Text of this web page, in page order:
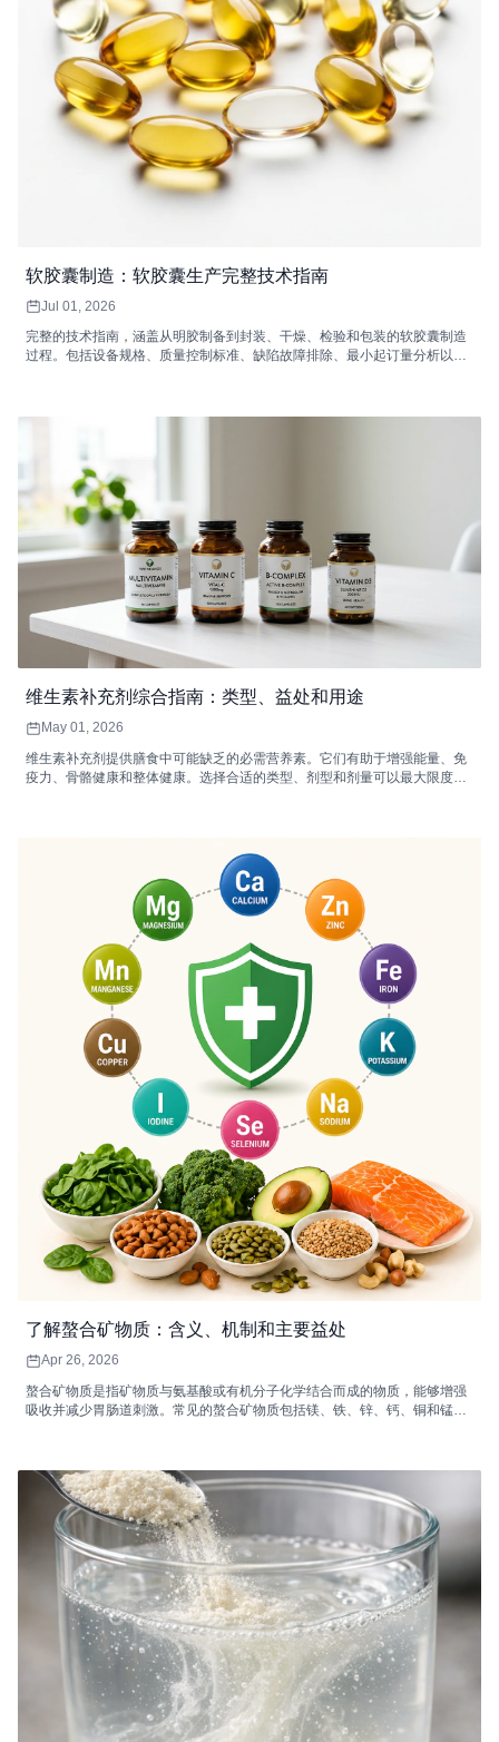
软胶囊制造：软胶囊生产完整技术指南
Jul 01, 2026
完整的技术指南，涵盖从明胶制备到封装、干燥、检验和包装的软胶囊制造
过程。包括设备规格、质量控制标准、缺陷故障排除、最小起订量分析以及
维生素补充剂综合指南：类型、益处和用途
May 01, 2026
维生素补充剂提供膳食中可能缺乏的必需营养素。它们有助于增强能量、免
疫力、骨骼健康和整体健康。选择合适的类型、剂型和剂量可以最大限度地
了解螯合矿物质：含义、机制和主要益处
Apr 26, 2026
螯合矿物质是指矿物质与氨基酸或有机分子化学结合而成的物质，能够增强
吸收并减少胃肠道刺激。常见的螯合矿物质包括镁、铁、锌、钙、铜和锰，
或膳食摄入不足的人群。配合均衡饮食和健康的生活方式，螯合矿物质可以
提高矿物质的利用率，并改善整体健康状况。